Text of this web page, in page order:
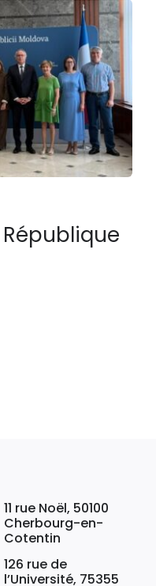
11 rue Noël, 50100
Cherbourg-en-
Cotentin
126 rue de
l’Université, 75355